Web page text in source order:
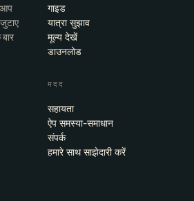
गाइड
यात्रा सुझाव
मूल्य देखें
डाउनलोड
मदद
सहायता
ऐप समस्या-समाधान
संपर्क
हमारे साथ साझेदारी करें